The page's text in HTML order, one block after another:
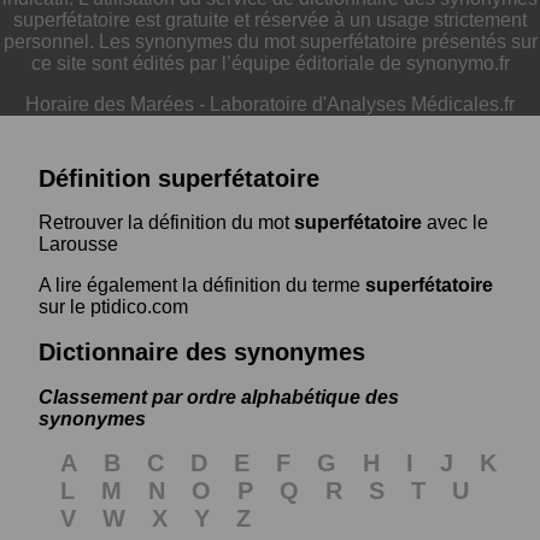
superfétatoire est gratuite et réservée à un usage strictement
personnel. Les synonymes du mot superfétatoire présentés sur
ce site sont édités par l’équipe éditoriale de synonymo.fr
Horaire des Marées - Laboratoire d'Analyses Médicales.fr
Définition superfétatoire
Retrouver la définition du motsuperfétatoire avec le
Larousse
A lire également la définition du terme superfétatoire
sur le ptidico.com
Dictionnaire des synonymes
Classement par ordre alphabétique des
synonymes
A B C D E F G H I J
K
L
M N O P Q R S T
U
V
W X Y Z